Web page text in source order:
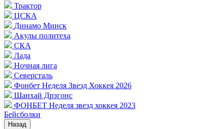
Трактор
ЦСКА
Динамо Минск
Акулы политеха
СКА
Лада
Ночная лига
Северсталь
Фонбет Неделя Звезд Хоккея 2026
Шанхай Дрэгонс
ФОНБЕТ Неделя звезд хоккея 2023
Бейсболки
Назад